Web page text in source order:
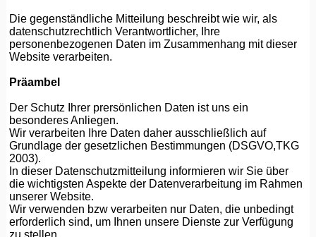
Die gegenständliche Mitteilung beschreibt wie wir, als
datenschutzrechtlich Verantwortlicher, Ihre
personenbezogenen Daten im Zusammenhang mit dieser
Website verarbeiten.
Präambel
Der Schutz Ihrer prersönlichen Daten ist uns ein
besonderes Anliegen.
Wir verarbeiten Ihre Daten daher ausschließlich auf
Grundlage der gesetzlichen Bestimmungen (DSGVO,TKG
2003).
In dieser Datenschutzmitteilung informieren wir Sie über
die wichtigsten Aspekte der Datenverarbeitung im Rahmen
unserer Website.
Wir verwenden bzw verarbeiten nur Daten, die unbedingt
erforderlich sind, um Ihnen unsere Dienste zur Verfügung
zu stellen.